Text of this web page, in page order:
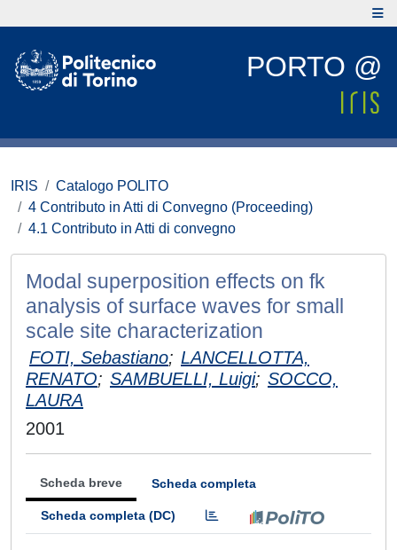
PORTO @
IRIS
Catalogo POLITO
4 Contributo in Atti di Convegno (Proceeding)
4.1 Contributo in Atti di convegno
Modal superposition effects on fk
analysis of surface waves for small
scale site characterization
FOTI, Sebastiano; LANCELLOTTA,
RENATO; SAMBUELLI, Luigi; SOCCO,
LAURA
2001
Scheda breve Scheda completa
Scheda completa (DC)